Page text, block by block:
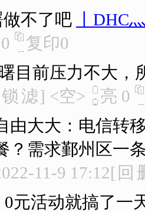
不了吧
丨DHC
0 复印0
目前压力不大，
锁 滤] <空> 亮 0
由大大：电信转
？需求鄞州区一
11-9 17:12[ 回
0元活动就搞了一